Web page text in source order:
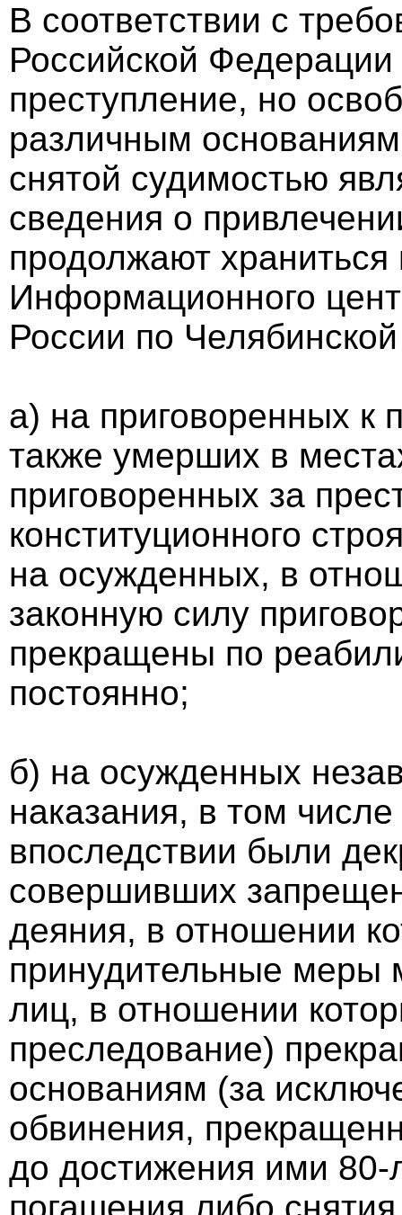
В соответствии с
Российской
преступление, но
различным
снятой судимостью
сведения о
продолжают
Информационного
России по
а) на приговоренных к
также умерших в
приговоренных за
конституционного
на осужденных, в
законную силу
прекращены по
постоянно;
б) на осужденных
наказания, в том
впоследствии были
совершивших
деяния, в отношении
принудительные меры
лиц, в отношении
преследование)
основаниям (за
обвинения,
до достижения ими 80-